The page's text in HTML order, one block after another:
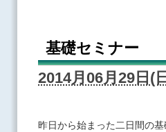
基礎セミナー
2014月06月29日(
昨日から始まった二日間の基